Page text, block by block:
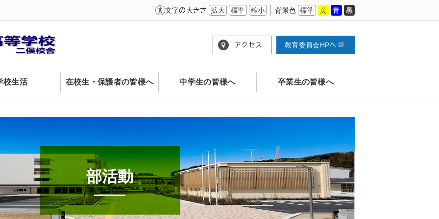
文字の大きさ 拡大 標準 縮小 背景色 標準 黄 青 黒
アクセス 教育委員会HPへ
校生活 在校生・保護者の皆様へ 中学生の皆様へ 卒業生の皆様へ
部活動